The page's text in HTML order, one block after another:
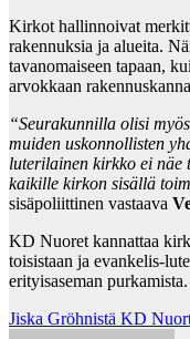
Kirkot hallinnoivat
rakennuksia ja alueita.
tavanomaiseen tapaan,
arvokkaan
“Seurakunnilla olisi
muiden uskonnollisten
luterilainen kirkko ei näe
kaikille kirkon sisällä
sisäpoliittinen vastaava
KD Nuoret kannattaa
toisistaan ja evankelis-
erityisaseman purkamista.
Post
Jiska Gröhnistä KD